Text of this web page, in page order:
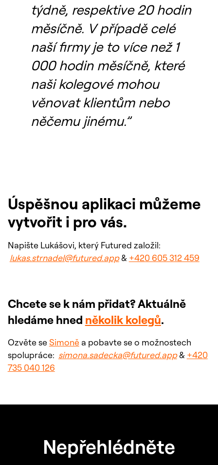
týdně, respektive 20 hodin
měsíčně. V případě celé
naší firmy je to více než 1
000 hodin měsíčně, které
naši kolegové mohou
věnovat klientům nebo
něčemu jinému.”
Úspěšnou aplikaci můžeme
vytvořit i pro vás.
Napište Lukášovi, který Futured založil:
lukas.strnadel@futured.app& +420 605 312 459
Chcete se k nám přidat? Aktuálně
hledáme hned několik kolegů. ⁠
Ozvěte seSimoněa pobavte se o možnostech
spolupráce: simona.sadecka@futured.app& +420
735 040 126
Nepřehlédněte